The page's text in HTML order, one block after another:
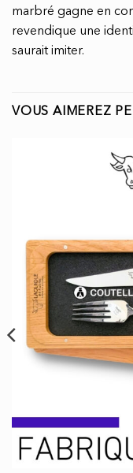
marbré gagne en
revendique une
saurait imiter.
VOUS AIMEREZ